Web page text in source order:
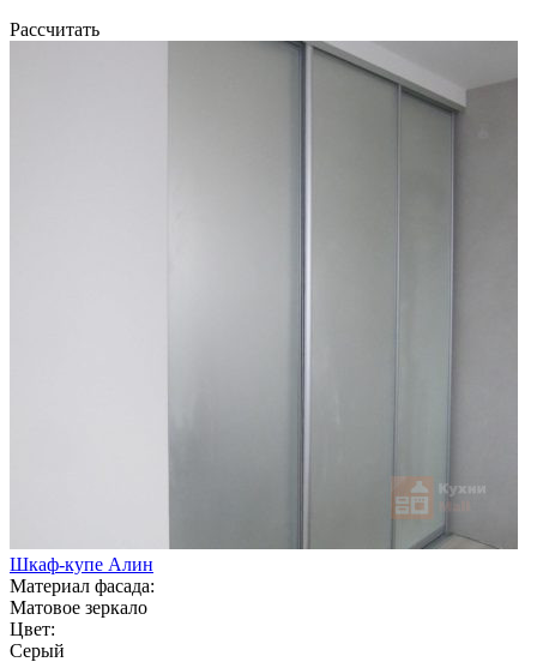
Рассчитать
Шкаф-купе Алин
Материал фасада:
Матовое зеркало
Цвет:
Серый